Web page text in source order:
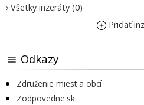
› Všetky inzeráty (0)
Pridať
Odkazy
Združenie miest a obcí
Zodpovedne.sk